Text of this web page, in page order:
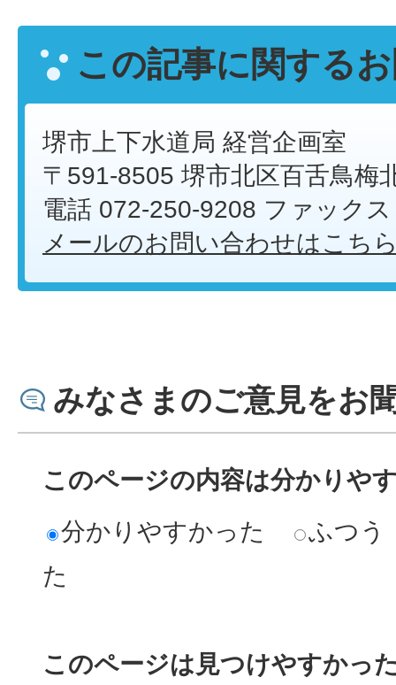
この記事に関する
堺市上下水道局 経営企画室
〒591-8505 堺市北区百舌鳥梅
電話 072-250-9208 ファック
メールのお問い合わせはこち
みなさまのご意見をお
このページの内容は分かりや
分かりやすかった
ふつう
た
このページは見つけやすかっ